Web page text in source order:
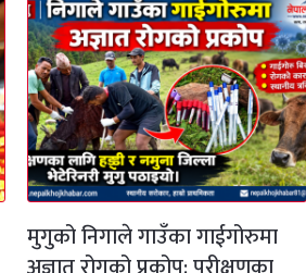
मुगुको निगाले गाउँका गाईगोरुमा